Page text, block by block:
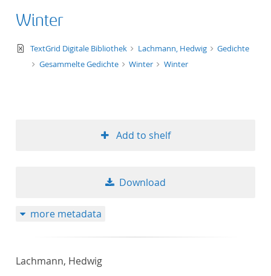
Winter
text/xml
TextGrid Digitale Bibliothek Lachmann, Hedwig
Gedichte
Gesammelte Gedichte
Winter Winter
Add to shelf
Download
more metadata
Lachmann, Hedwig